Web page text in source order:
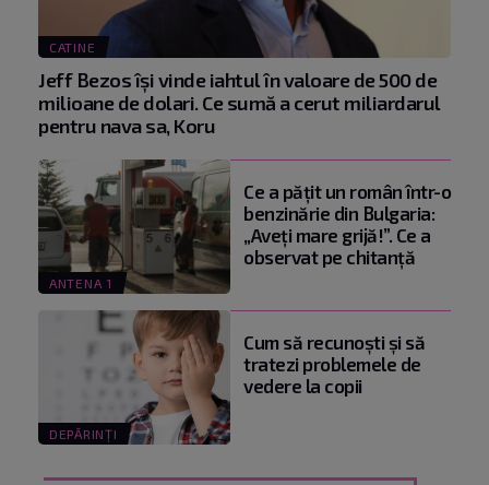
CATINE
Jeff Bezos își vinde iahtul în valoare de 500 de
milioane de dolari. Ce sumă a cerut miliardarul
pentru nava sa, Koru
ANTENA 1
Ce a pățit un român într-o
benzinărie din Bulgaria:
„Aveți mare grijă!”. Ce a
observat pe chitanță
DEPĂRINȚI
Cum să recunoști și să
tratezi problemele de
vedere la copii